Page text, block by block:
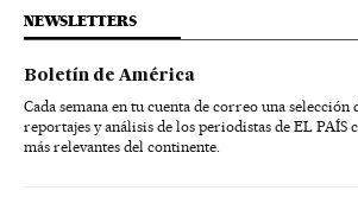
NEWSLETTERS
Boletín de América
Cada semana en tu cuenta de correo una selección
reportajes y análisis de los periodistas de EL PAÍS
más relevantes del continente.